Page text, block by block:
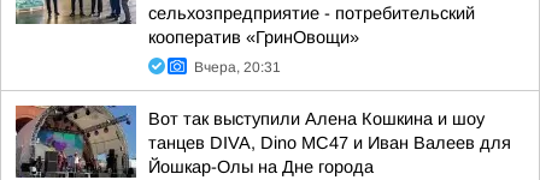
сельхозпредприятие - потребительский
кооператив «ГринОвощи»
Вчера, 20:31
Вот так выступили Алена Кошкина и шоу
танцев DIVA, Dino MC47 и Иван Валеев для
Йошкар-Олы на Дне города